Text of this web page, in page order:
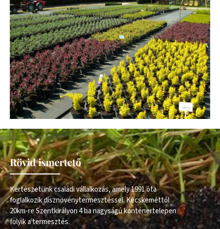
Rövid ismertető
Kertészetünk családi vállalkozás, amely 1991 óta
foglalkozik dísznövénytermesztéssel. Kecskeméttől
20km-re Szentkirályon 4 ha nagyságú konténertelepen
folyik a termesztés.